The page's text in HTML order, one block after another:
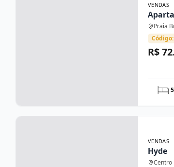
VENDAS
Praia
R$
5
VENDAS
Hyde
Centro